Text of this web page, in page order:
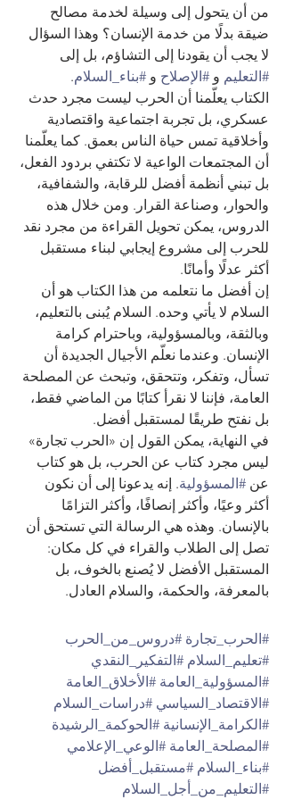
من أن يتحول إلى وسيلة لخدمة مصالح
ضيقة بدلًا من خدمة الإنسان؟ وهذا السؤال
لا يجب أن يقودنا إلى التشاؤم، بل إلى
#التعليم و #الإصلاح و #بناء_السلام.
الكتاب يعلّمنا أن الحرب ليست مجرد حدث
عسكري، بل تجربة اجتماعية واقتصادية
وأخلاقية تمس حياة الناس بعمق. كما يعلّمنا
أن المجتمعات الواعية لا تكتفي بردود الفعل،
بل تبني أنظمة أفضل للرقابة، والشفافية،
والحوار، وصناعة القرار. ومن خلال هذه
الدروس، يمكن تحويل القراءة من مجرد نقد
للحرب إلى مشروع إيجابي لبناء مستقبل
أكثر عدلًا وأمانًا.
إن أفضل ما نتعلمه من هذا الكتاب هو أن
السلام لا يأتي وحده. السلام يُبنى بالتعليم،
وبالثقة، وبالمسؤولية، وباحترام كرامة
الإنسان. وعندما نعلّم الأجيال الجديدة أن
تسأل، وتفكر، وتتحقق، وتبحث عن المصلحة
العامة، فإننا لا نقرأ كتابًا من الماضي فقط،
بل نفتح طريقًا لمستقبل أفضل.
في النهاية، يمكن القول إن «الحرب تجارة»
ليس مجرد كتاب عن الحرب، بل هو كتاب
عن #المسؤولية. إنه يدعونا إلى أن نكون
أكثر وعيًا، وأكثر إنصافًا، وأكثر التزامًا
بالإنسان. وهذه هي الرسالة التي تستحق أن
تصل إلى الطلاب والقراء في كل مكان:
المستقبل الأفضل لا يُصنع بالخوف، بل
بالمعرفة، والحكمة، والسلام العادل.
#الحرب_تجارة #دروس_من_الحرب
#تعليم_السلام #التفكير_النقدي
#المسؤولية_العامة #الأخلاق_العامة
#الاقتصاد_السياسي #دراسات_السلام
#الكرامة_الإنسانية #الحوكمة_الرشيدة
#المصلحة_العامة #الوعي_الإعلامي
#بناء_السلام #مستقبل_أفضل
#التعليم_من_أجل_السلام